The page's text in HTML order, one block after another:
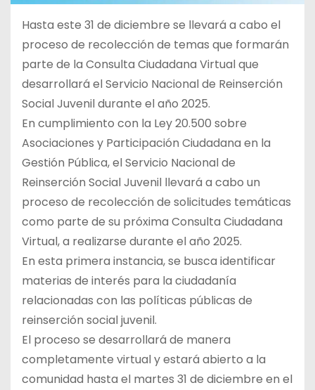
Hasta este 31 de diciembre se llevará a cabo el
proceso de recolección de temas que formarán
parte de la Consulta Ciudadana Virtual que
desarrollará el Servicio Nacional de Reinserción
Social Juvenil durante el año 2025.
En cumplimiento con la Ley 20.500 sobre
Asociaciones y Participación Ciudadana en la
Gestión Pública, el Servicio Nacional de
Reinserción Social Juvenil llevará a cabo un
proceso de recolección de solicitudes temáticas
como parte de su próxima Consulta Ciudadana
Virtual, a realizarse durante el año 2025.
En esta primera instancia, se busca identificar
materias de interés para la ciudadanía
relacionadas con las políticas públicas de
reinserción social juvenil.
El proceso se desarrollará de manera
completamente virtual y estará abierto a la
comunidad hasta el martes 31 de diciembre en el